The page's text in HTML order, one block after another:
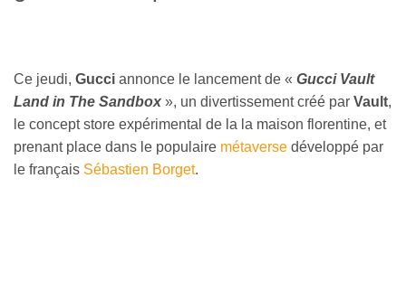
Ce jeudi, Gucci annonce le lancement de « Gucci Vault
Land in The Sandbox », un divertissement créé par Vault,
le concept store expérimental de la la maison florentine, et
prenant place dans le populaire métaverse développé par
le français Sébastien Borget.